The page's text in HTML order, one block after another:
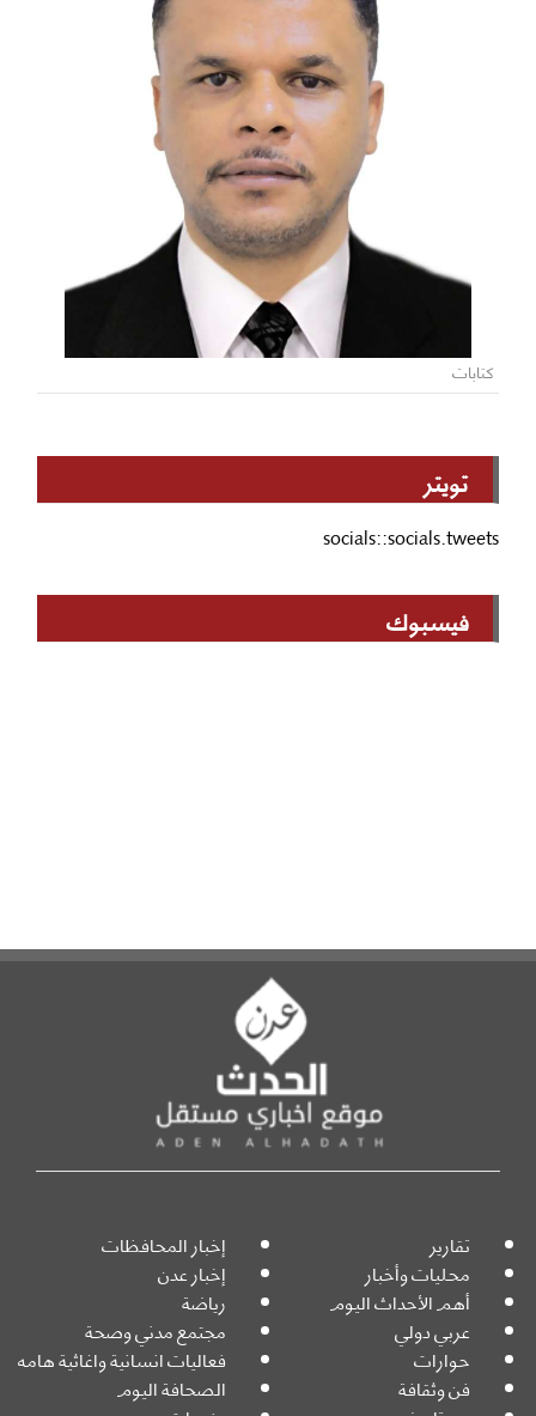
كتابات
تويتر
socials::socials.tweets
فيسبوك
تقارير إخبار المحافظات
محليات وأخبار إخبار عدن
أهم الأحداث اليوم رياضة
عربي دولي مجتمع مدني وصحة
حوارات فعاليات انسانية واغاثية هامه
فن وثقافة الصحافة اليوم